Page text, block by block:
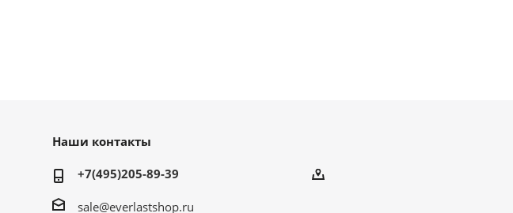
Наши контакты
+7(495)205-89-39
sale@everlastshop.ru